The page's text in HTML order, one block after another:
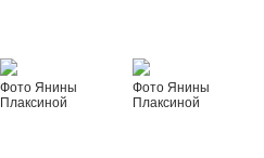
Фото Янины
Плаксиной
Фото Янины
Плаксиной